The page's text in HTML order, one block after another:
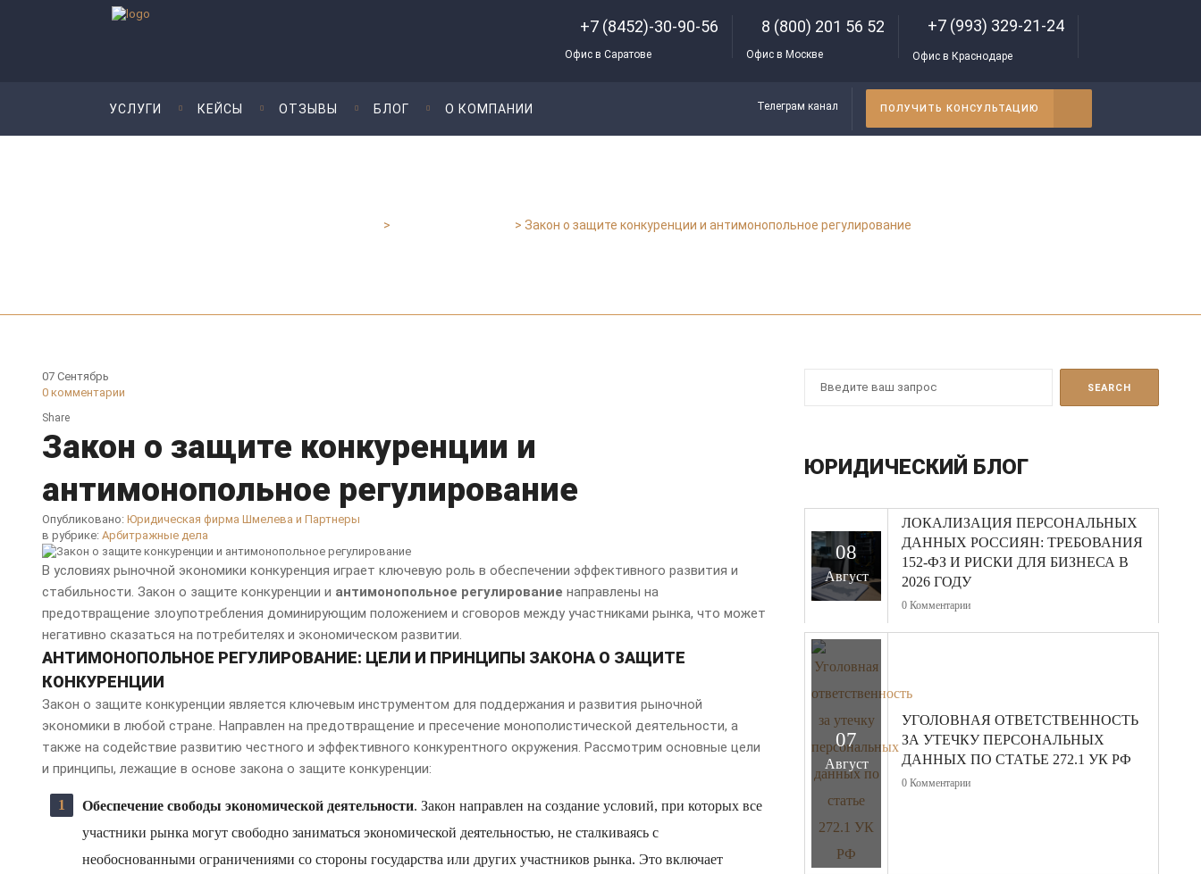
+7 (8452)-30-90-56
Офис в Саратове
8 (800) 201 56 52
Офис в Москве
+7 (993) 329-21-24
Офис в Краснодаре
УСЛУГИ КЕЙСЫ ОТЗЫВЫ БЛОГ О КОМПАНИИ Телеграм канал ПОЛУЧИТЬ КОНСУЛЬТАЦИЮ
> > Закон о защите конкуренции и антимонопольное регулирование
07 Сентябрь
0 комментарии
Share
Закон о защите конкуренции и
антимонопольное регулирование
Опубликовано:Юридическая фирма Шмелева и Партнеры
в рубрике:Арбитражные дела
В условиях рыночной экономики конкуренция играет ключевую роль в обеспечении эффективного развития и
стабильности. Закон о защите конкуренции и антимонопольное регулирование направлены на
предотвращение злоупотребления доминирующим положением и сговоров между участниками рынка, что может
негативно сказаться на потребителях и экономическом развитии.
АНТИМОНОПОЛЬНОЕ РЕГУЛИРОВАНИЕ: ЦЕЛИ И ПРИНЦИПЫ ЗАКОНА О ЗАЩИТЕ
КОНКУРЕНЦИИ
Закон о защите конкуренции является ключевым инструментом для поддержания и развития рыночной
экономики в любой стране. Направлен на предотвращение и пресечение монополистической деятельности, а
также на содействие развитию честного и эффективного конкурентного окружения. Рассмотрим основные цели
и принципы, лежащие в основе закона о защите конкуренции:
Обеспечение свободы экономической деятельности. Закон направлен на создание условий, при которых все
участники рынка могут свободно заниматься экономической деятельностью, не сталкиваясь с
необоснованными ограничениями со стороны государства или других участников рынка. Это включает
ЮРИДИЧЕСКИЙ БЛОГ
08
Август
ЛОКАЛИЗАЦИЯ ПЕРСОНАЛЬНЫХ
ДАННЫХ РОССИЯН: ТРЕБОВАНИЯ
152-ФЗ И РИСКИ ДЛЯ БИЗНЕСА В
2026 ГОДУ
0 Комментарии
07
Август
УГОЛОВНАЯ ОТВЕТСТВЕННОСТЬ
ЗА УТЕЧКУ ПЕРСОНАЛЬНЫХ
ДАННЫХ ПО СТАТЬЕ 272.1 УК РФ
0 Комментарии